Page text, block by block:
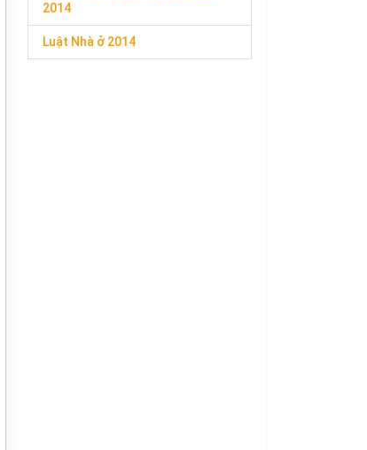
2014
Luật Nhà ở 2014